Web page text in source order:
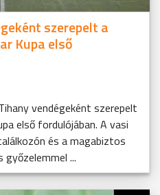
szerepelt a
Kupa első
vendégeként szerepelt
első fordulójában. A vasi
és a magabiztos
...